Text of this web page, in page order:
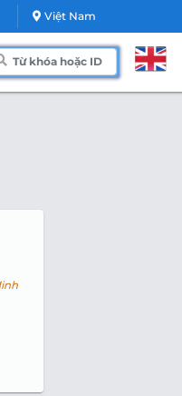
Việt Nam